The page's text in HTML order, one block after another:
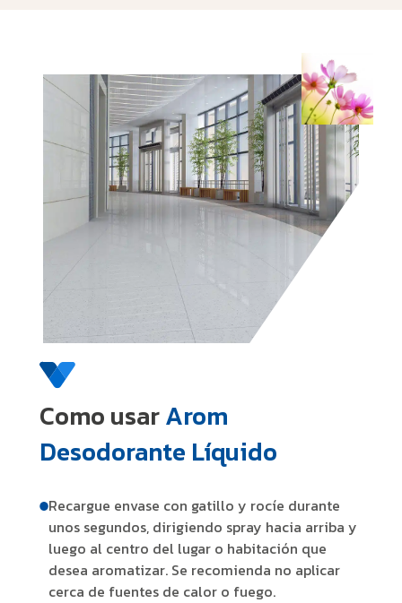
Como usarArom
Desodorante Líquido
Recargue envase con gatillo y rocíe durante
unos segundos, dirigiendo spray hacia arriba y
luego al centro del lugar o habitación que
desea aromatizar. Se recomienda no aplicar
cerca de fuentes de calor o fuego.